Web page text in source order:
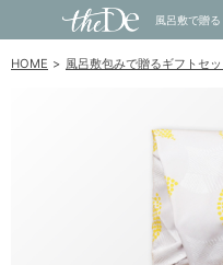
HOME 風呂敷包みで贈るギフトセッ